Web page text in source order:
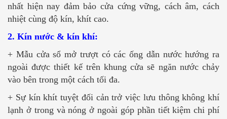
nhất hiện nay đảm bảo cửa cứng vững, cách âm, cách
nhiệt cùng độ kín, khít cao.
2. Kín nước & kín khí:
+ Mẫu cửa sổ mở trượt có các ống dẫn nước hướng ra
ngoài được thiết kế trên khung cửa sẽ ngăn nước chảy
vào bên trong một cách tối đa.
+ Sự kín khít tuyệt đối cản trở việc lưu thông không khí
lạnh ở trong và nóng ở ngoài góp phần tiết kiệm chi phí